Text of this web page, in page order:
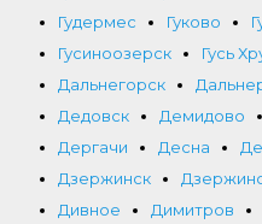
Гудермес
Гуково
Гусиноозерск
Гусь
Дальнегорск
Дедовск
Демидово
Дергачи
Десна
Дзержинск
Дивное
Димитров